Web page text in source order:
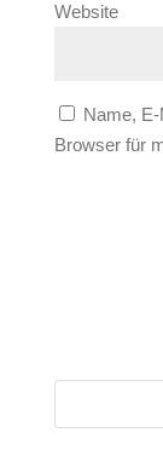
Website
Name,
Browser für